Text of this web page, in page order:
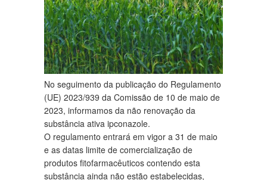
No seguimento da publicação do Regulamento
(UE) 2023/939 da Comissão de 10 de maio de
2023, informamos da não renovação da
substância ativa ipconazole.
O regulamento entrará em vigor a 31 de maio
e as datas limite de comercialização de
produtos fitofarmacêuticos contendo esta
substância ainda não estão estabelecidas,